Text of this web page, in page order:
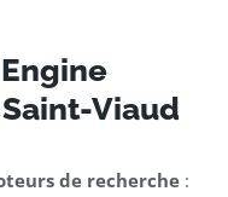
Viaud
de recherche: